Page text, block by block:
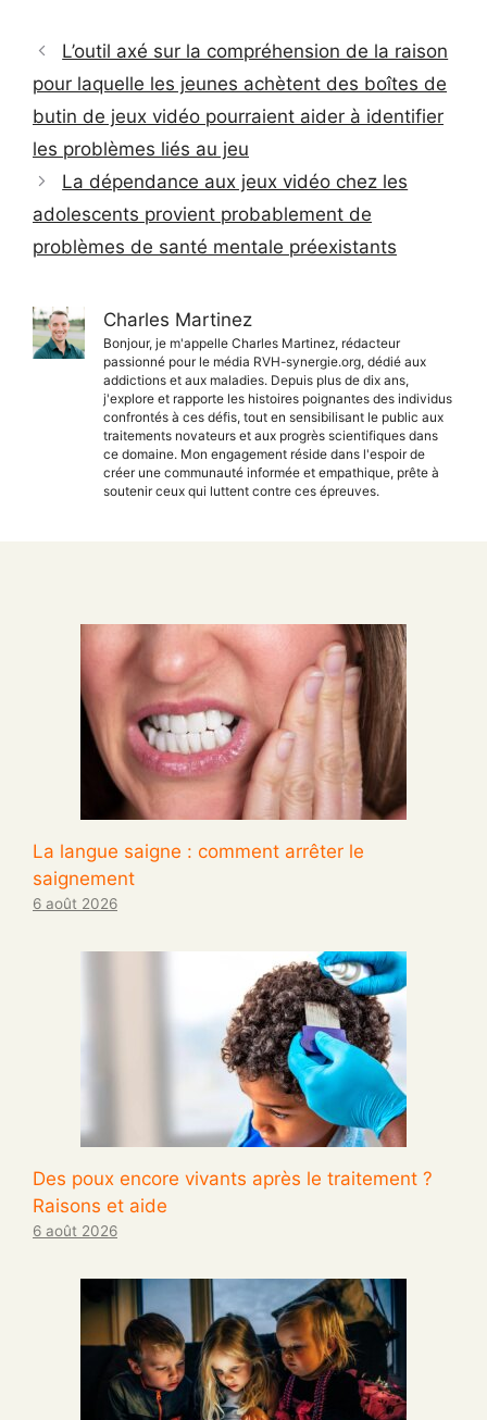
L’outil axé sur la compréhension de la raison
pour laquelle les jeunes achètent des boîtes de
butin de jeux vidéo pourraient aider à identifier
les problèmes liés au jeu
La dépendance aux jeux vidéo chez les
adolescents provient probablement de
problèmes de santé mentale préexistants
Charles Martinez
Bonjour, je m'appelle Charles Martinez, rédacteur
passionné pour le média RVH-synergie.org, dédié aux
addictions et aux maladies. Depuis plus de dix ans,
j'explore et rapporte les histoires poignantes des individus
confrontés à ces défis, tout en sensibilisant le public aux
traitements novateurs et aux progrès scientifiques dans
ce domaine. Mon engagement réside dans l'espoir de
créer une communauté informée et empathique, prête à
soutenir ceux qui luttent contre ces épreuves.
La langue saigne : comment arrêter le
saignement
6 août 2026
Des poux encore vivants après le traitement ?
Raisons et aide
6 août 2026